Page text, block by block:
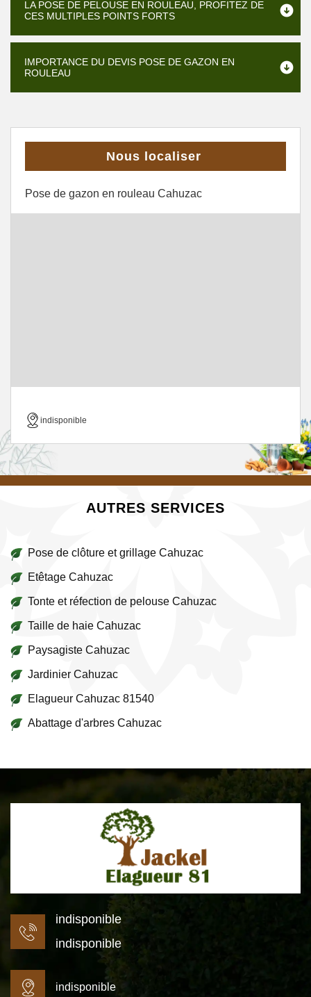
LA POSE DE PELOUSE EN ROULEAU, PROFITEZ DE
CES MULTIPLES POINTS FORTS
IMPORTANCE DU DEVIS POSE DE GAZON EN
ROULEAU
Nous localiser
Pose de gazon en rouleau Cahuzac
indisponible
AUTRES SERVICES
Pose de clôture et grillage Cahuzac
Etêtage Cahuzac
Tonte et réfection de pelouse Cahuzac
Taille de haie Cahuzac
Paysagiste Cahuzac
Jardinier Cahuzac
Elagueur Cahuzac 81540
Abattage d'arbres Cahuzac
indisponible
indisponible
indisponible